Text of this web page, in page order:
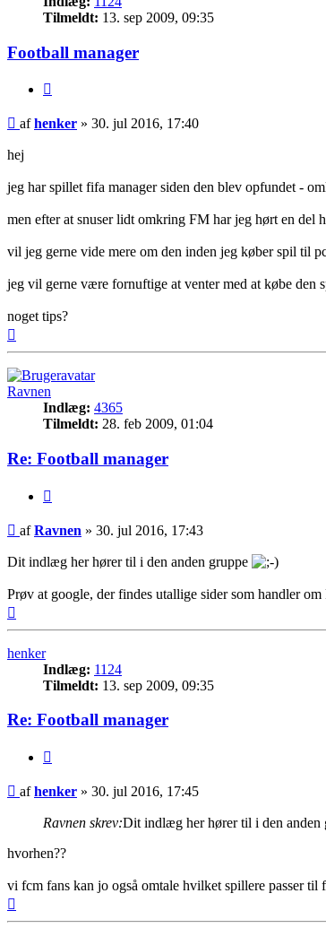
Tilmeldt: 13. sep 2009, 09:35
Football manager
Indlæg
afhenker » 30. jul 2016, 17:40
hej
jeg har spillet fifa manager siden den blev opfundet -
men efter at snuser lidt omkring FM har jeg hørt en
vil jeg gerne vide mere om den inden jeg køber spil til
jeg vil gerne være fornuftige at venter med at købe den
noget tips?
Ravnen
Indlæg: 4365
Tilmeldt: 28. feb 2009, 01:04
Re: Football manager
Indlæg
afRavnen » 30. jul 2016, 17:43
Dit indlæg her hører til i den anden gruppe
Prøv at google, der findes utallige sider som handler
henker
Indlæg: 1124
Tilmeldt: 13. sep 2009, 09:35
Re: Football manager
Indlæg
afhenker » 30. jul 2016, 17:45
Ravnen skrev:Dit indlæg her hører til i den anden
hvorhen??
vi fcm fans kan jo også omtale hvilket spillere passer til